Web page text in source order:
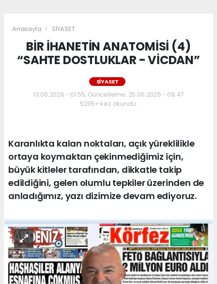
Anasayfa SİYASET
BİR İHANETİN ANATOMİSİ (4)
“SAHTE DOSTLUKLAR - VİCDAN”
SİYASET
13.06.2026 - 01:55, Güncelleme: 25.06.2026 - 09:47
52115+ kez okundu.
Karanlıkta kalan noktaları, açık yüreklilikle
ortaya koymaktan çekinmediğimiz için,
büyük kitleler tarafından, dikkatle takip
edildiğini, gelen olumlu tepkiler üzerinden de
anladığımız, yazı dizimize devam ediyoruz.